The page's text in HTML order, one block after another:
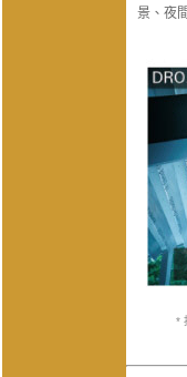
景、夜
*